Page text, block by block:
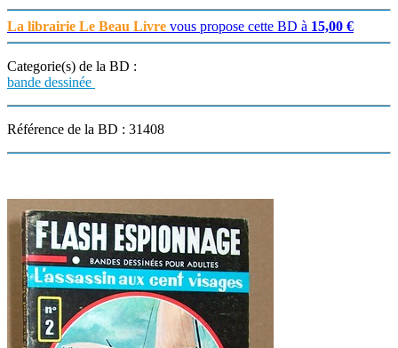
La librairie Le Beau Livre vous propose cette BD à 15,00 €
Categorie(s) de la BD :
bande dessinée
Référence de la BD : 31408